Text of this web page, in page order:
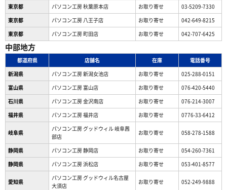
東京都
パソコン工房 秋葉原本店 お取り寄せ
03-5209-7330
東京都
パソコン工房 八王子店 お取り寄せ
042-649-8215
東京都
パソコン工房 町田店 お取り寄せ 042-707-6425
中部地方
都道府県 店舗名 在庫
電話番号
新潟県
パソコン工房 新潟女池店 お取り寄せ
025-288-0151
富山県
パソコン工房 富山店 お取り寄せ
076-420-5440
石川県
パソコン工房 金沢南店 お取り寄せ
076-214-3007
福井県
パソコン工房 福井店 お取り寄せ 0776-33-6412
岐阜県
パソコン工房 グッドウィル 岐阜茜
部店
お取り寄せ 058-278-1588
静岡県 パソコン工房 静岡店 お取り寄せ
054-260-7361
静岡県
パソコン工房 浜松店 お取り寄せ 053-401-8577
愛知県
パソコン工房 グッドウィル名古屋
大須店
お取り寄せ 052-249-9888